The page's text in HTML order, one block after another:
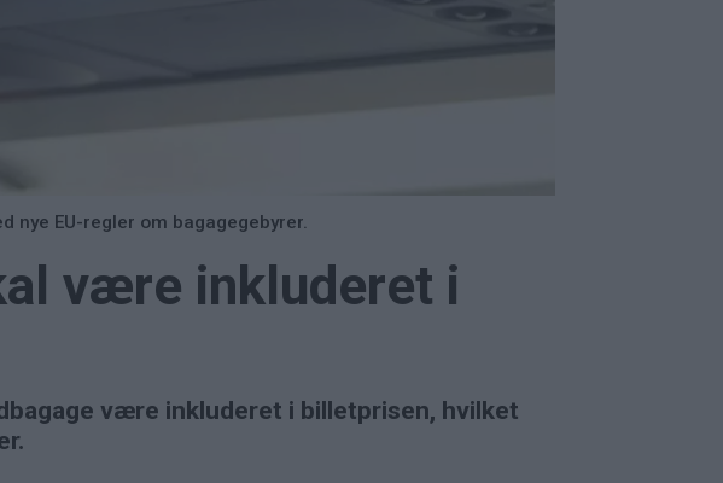
EU-regler om bagagegebyrer.
være inkluderet i
være inkluderet i billetprisen, hvilket